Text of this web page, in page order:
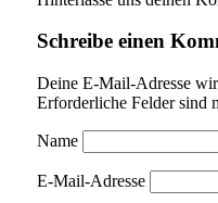
Schreibe einen
Deine E-Mail-Adresse
Erforderliche Felder sind
Name
E-Mail-Adresse